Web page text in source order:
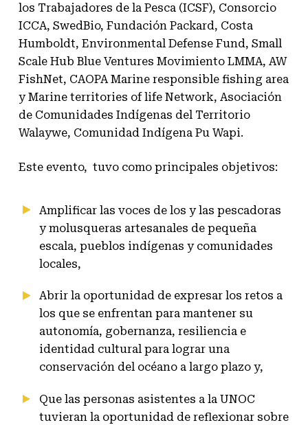
los Trabajadores de la Pesca (ICSF), Consorcio
ICCA, SwedBio, Fundación Packard, Costa
Humboldt, Environmental Defense Fund, Small
Scale Hub Blue Ventures Movimiento LMMA, AW
FishNet, CAOPA Marine responsible fishing area
y Marine territories of life Network, Asociación
de Comunidades Indígenas del Territorio
Walaywe, Comunidad Indígena Pu Wapi.
Este evento, tuvo como principales objetivos:
Amplificar las voces de los y las pescadoras
y molusqueras artesanales de pequeña
escala, pueblos indígenas y comunidades
locales,
Abrir la oportunidad de expresar los retos a
los que se enfrentan para mantener su
autonomía, gobernanza, resiliencia e
identidad cultural para lograr una
conservación del océano a largo plazo y,
Que las personas asistentes a la UNOC
tuvieran la oportunidad de reflexionar sobre